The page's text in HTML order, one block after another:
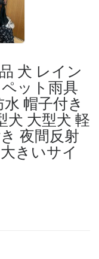
犬 レイン
ット雨具
帽子付き
犬 大型犬 軽
夜間反射
きいサイ